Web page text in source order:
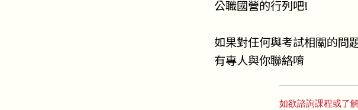
公職國營的行列吧!
如果對任何與考試相關的問
有專人與你聯絡唷